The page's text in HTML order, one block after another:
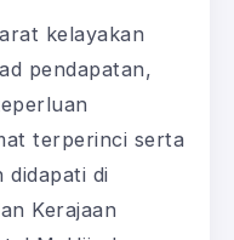
kelayakan
pendapatan,
terperinci serta
di
Kerajaan